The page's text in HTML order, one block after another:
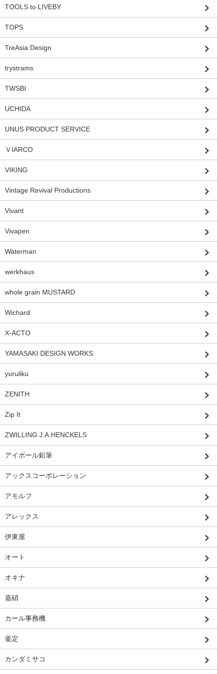
TOOLS to LIVEBY
TOPS
TreAsia Design
trystrams
TWSBI
UCHIDA
UNUS PRODUCT SERVICE
ＶIARCO
VIKING
Vintage Revival Productions
Vivant
Vivapen
Waterman
werkhaus
whole grain MUSTARD
Wichard
X-ACTO
YAMASAKI DESIGN WORKS
yuruliku
ZENITH
Zip It
ZWILLING J.A.HENCKELS
アイボール鉛筆
アックスコーポレーション
アモルフ
アレックス
伊東屋
オート
オキナ
嘉硝
カール事務機
釜定
カンダミサコ